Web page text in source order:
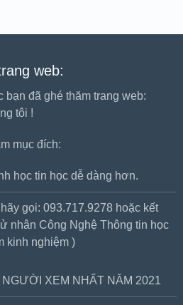
web:
đã ghé thăm trang web:
tôi !
mục đích:
học tin học dễ dàng hơn.
gọi: 093.717.9278 hoặc kết
nhân Công Nghệ Thông tin học
kinh nghiệm )
XEM NHẤT NĂM 2021